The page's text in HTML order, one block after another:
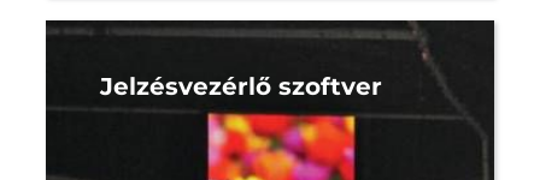
Jelzésvezérlő szoftver